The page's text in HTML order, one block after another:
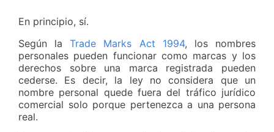
En principio, sí.
Según laTrade Marks Act 1994, los nombres
personales pueden funcionar como marcas y los
derechos sobre una marca registrada pueden
cederse. Es decir, la ley no considera que un
nombre personal quede fuera del tráfico jurídico
comercial solo porque pertenezca a una persona
real.